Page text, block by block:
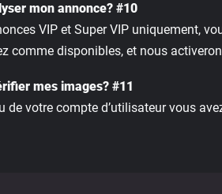
mon annonce? #10
VIP et Super VIP uniquement,
comme disponibles, et nous
mes images? #11
de votre compte d’utilisateur vous